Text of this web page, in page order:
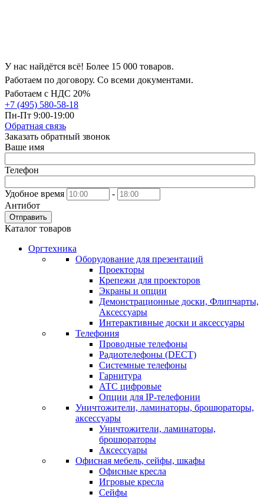
У нас найдётся всё! Более 15 000 товаров.
Работаем по договору. Со всеми документами.
Работаем с НДС 20%
+7 (495) 580-58-18
Пн-Пт 9:00-19:00
Обратная связь
Заказать обратный звонок
Ваше имя
Телефон
Удобное время
-
Антибот
Отправить
Каталог товаров
Оргтехника
Оборудование для презентаций
Проекторы
Крепежи для проекторов
Экраны и опции
Демонстрационные доски, Флипчарты,
Аксессуары
Интерактивные доски и аксессуары
Телефония
Проводные телефоны
Радиотелефоны (DECT)
Системные телефоны
Гарнитура
АТС цифровые
Опции для IP-телефонии
Уничтожители, ламинаторы, брошюраторы,
аксессуары
Уничтожители, ламинаторы,
брошюраторы
Аксессуары
Офисная мебель, сейфы, шкафы
Офисные кресла
Игровые кресла
Сейфы